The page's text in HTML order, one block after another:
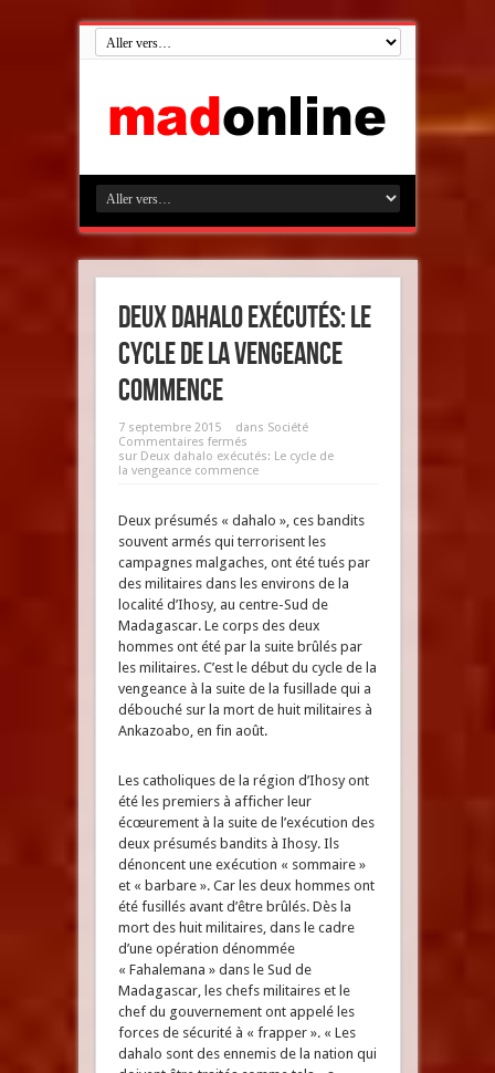
Deux dahalo exécutés: Le
cycle de la vengeance
commence
7 septembre 2015 dans Société
Commentaires fermés
sur Deux dahalo exécutés: Le cycle de
la vengeance commence
Deux présumés « dahalo », ces bandits
souvent armés qui terrorisent les
campagnes malgaches, ont été tués par
des militaires dans les environs de la
localité d’Ihosy, au centre-Sud de
Madagascar. Le corps des deux
hommes ont été par la suite brûlés par
les militaires. C’est le début du cycle de la
vengeance à la suite de la fusillade qui a
débouché sur la mort de huit militaires à
Ankazoabo, en fin août.
Les catholiques de la région d’Ihosy ont
été les premiers à afficher leur
écœurement à la suite de l’exécution des
deux présumés bandits à Ihosy. Ils
dénoncent une exécution « sommaire »
et « barbare ». Car les deux hommes ont
été fusillés avant d’être brûlés. Dès la
mort des huit militaires, dans le cadre
d’une opération dénommée
« Fahalemana » dans le Sud de
Madagascar, les chefs militaires et le
chef du gouvernement ont appelé les
forces de sécurité à « frapper ». « Les
dahalo sont des ennemis de la nation qui